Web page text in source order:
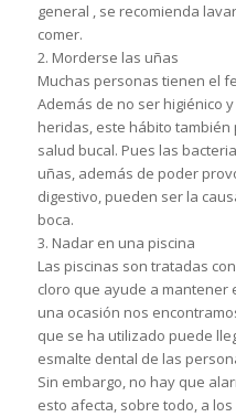
general , se recomienda
comer.
2. Morderse las uñas
Muchas personas tienen el
Además de no ser higiénico
heridas, este hábito
salud bucal. Pues las
uñas, además de poder
digestivo, pueden ser la
boca.
3. Nadar en una piscina
Las piscinas son tratadas
cloro que ayude a mantener
una ocasión nos
que se ha utilizado puede
esmalte dental de las
Sin embargo, no hay que
esto afecta, sobre todo, a